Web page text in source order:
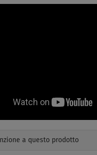
a questo prodotto